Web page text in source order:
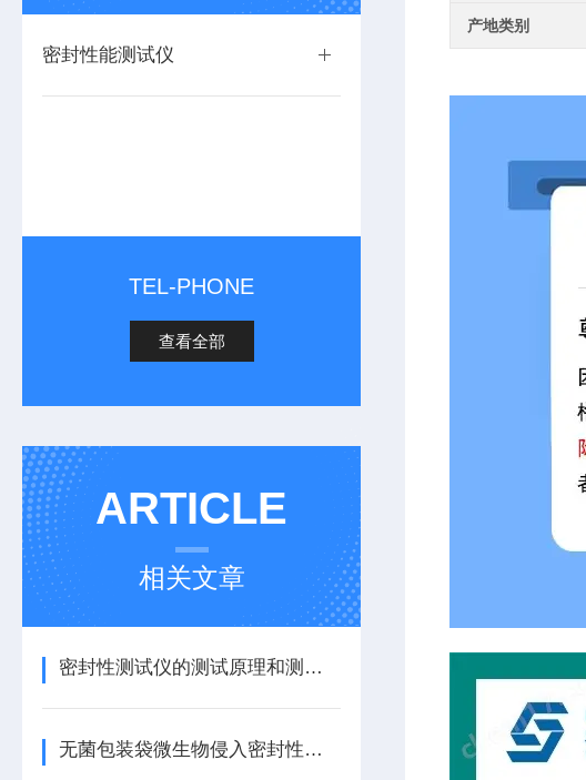
密封性能测试仪
TEL-PHONE
查看全部
ARTICLE
相关文章
密封性测试仪的测试原理和测试方法
无菌包装袋微生物侵入密封性试验仪的详细介绍
产地类别